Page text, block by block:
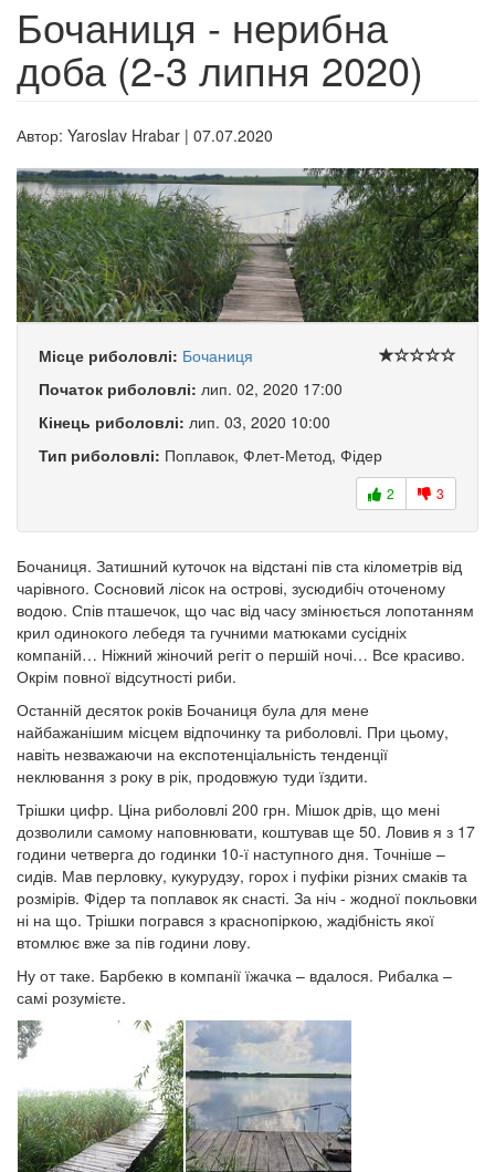
Бочаниця - нерибна
доба (2-3 липня 2020)
Автор: Yaroslav Hrabar | 07.07.2020
Місце риболовлі: Бочаниця
Початок риболовлі: лип. 02, 2020 17:00
Кінець риболовлі: лип. 03, 2020 10:00
Тип риболовлі: Поплавок, Флет-Метод, Фідер
2 3
Бочаниця. Затишний куточок на відстані пів ста кілометрів від
чарівного. Сосновий лісок на острові, зусюдибіч оточеному
водою. Спів пташечок, що час від часу змінюється лопотанням
крил одинокого лебедя та гучними матюками сусідніх
компаній… Ніжний жіночий регіт о першій ночі… Все красиво.
Окрім повної відсутності риби.
Останній десяток років Бочаниця була для мене
найбажанішим місцем відпочинку та риболовлі. При цьому,
навіть незважаючи на експотенціальність тенденції
неклювання з року в рік, продовжую туди їздити.
Трішки цифр. Ціна риболовлі 200 грн. Мішок дрів, що мені
дозволили самому наповнювати, коштував ще 50. Ловив я з 17
години четверга до годинки 10-ї наступного дня. Точніше –
сидів. Мав перловку, кукурудзу, горох і пуфіки різних смаків та
розмірів. Фідер та поплавок як снасті. За ніч - жодної покльовки
ні на що. Трішки погрався з краснопіркою, жадібність якої
втомлює вже за пів години лову.
Ну от таке. Барбекю в компанії їжачка – вдалося. Рибалка –
самі розумієте.